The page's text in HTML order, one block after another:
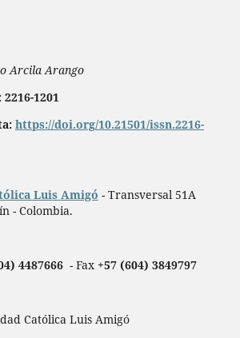
Arcila Arango
1201
https://doi.org/10.21501/issn.2216-
Luis Amigó - Transversal 51A
- Colombia.
4487666- Fax +57 (604) 3849797
Católica Luis Amigó